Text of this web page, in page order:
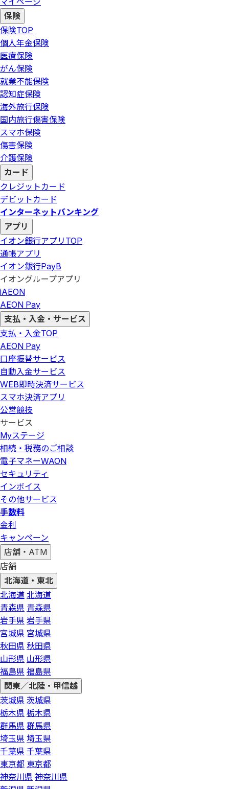
保険
保険TOP
個人年金保険
医療保険
がん保険
就業不能保険
認知症保険
海外旅行保険
国内旅行傷害保険
スマホ保険
傷害保険
介護保険
カード
クレジットカード
デビットカード
インターネットバンキング
アプリ
イオン銀行アプリ TOP
通帳アプリ
イオン銀行PayB
イオングループアプリ
iAEON
AEON Pay
支払・入金・サービス
支払・入金TOP
AEON Pay
口座振替サービス
自動入金サービス
WEB即時決済サービス
スマホ決済アプリ
公営競技
サービス
Myステージ
相続・税務のご相談
電子マネーWAON
セキュリティ
インボイス
その他サービス
手数料
金利
キャンペーン
店舗・ATM
店舗
北海道・東北
北海道 北海道
青森県 青森県
岩手県 岩手県
宮城県 宮城県
秋田県 秋田県
山形県 山形県
福島県 福島県
関東／北陸・甲信越
茨城県 茨城県
栃木県 栃木県
群馬県 群馬県
埼玉県 埼玉県
千葉県 千葉県
東京都 東京都
神奈川県 神奈川県